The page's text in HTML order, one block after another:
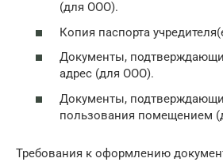
(для ООО).
Копия паспорта
Документы,
адрес (для ООО).
Документы,
пользования помещением
Требования к оформлению